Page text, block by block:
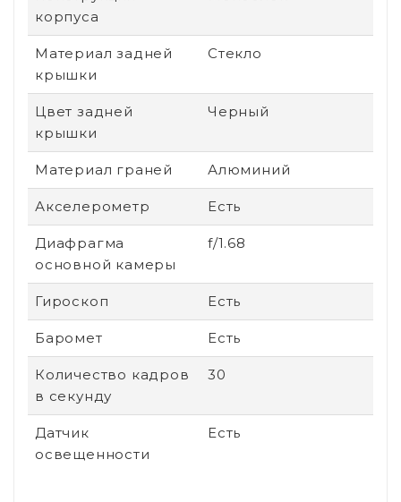
корпуса
Материал задней
крышки
Стекло
Цвет задней
крышки
Черный
Материал граней Алюминий
Акселерометр Есть
Диафрагма
основной камеры
f/1.68
Гироскоп Есть
Баромет Есть
Количество кадров
в секунду
30
Датчик
освещенности
Есть